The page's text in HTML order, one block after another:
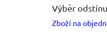
Výběr
Zboží na